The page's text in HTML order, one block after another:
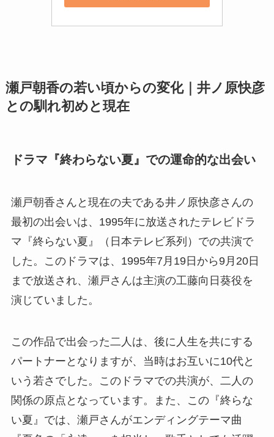
瀬戸朝香の若い頃からの変化｜井ノ原快彦
との馴れ初めと現在
ドラマ『終わらない夏』での運命的な出会い
瀬戸朝香さんと現在の夫である井ノ原快彦さんの
最初の出会いは、1995年に放送されたテレビドラ
マ『終らない夏』（日本テレビ系列）での共演で
した。このドラマは、1995年7月19日から9月20日
まで放送され、瀬戸さんは主演の工藤向日葵役を
演じていました。
この作品で出会った二人は、後に人生を共にする
パートナーとなりますが、当時はお互いに10代と
いう若さでした。このドラマでの共演が、二人の
関係の原点となっています。また、この『終らな
い夏』では、瀬戸さんがエンディングテーマ曲